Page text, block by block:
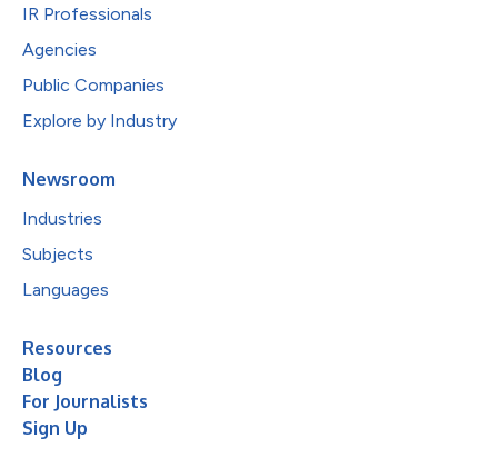
IR Professionals
Agencies
Public Companies
Explore by Industry
Newsroom
Industries
Subjects
Languages
Resources
Blog
For Journalists
Sign Up